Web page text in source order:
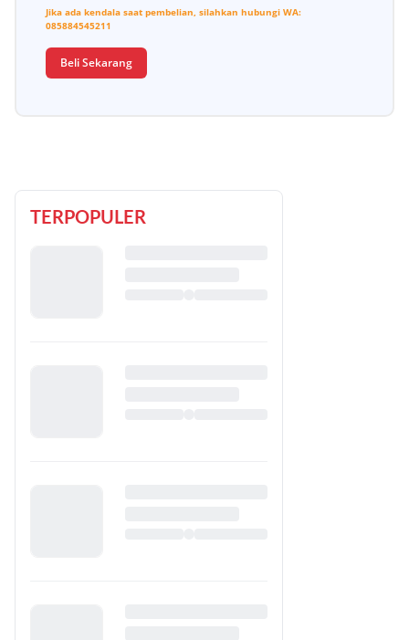
Jika ada kendala saat pembelian, silahkan hubungi WA:
085884545211
Beli Sekarang
TERPOPULER